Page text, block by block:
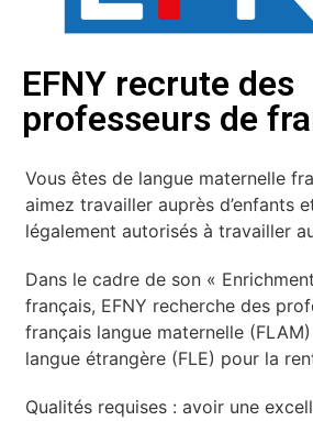
EFNY recrute des
professeurs de
Vous êtes de langue maternelle
aimez travailler auprès d’enfants
légalement autorisés à travailler
Dans le cadre de son «
français, EFNY recherche des
français langue maternelle
langue étrangère (FLE) pour la
Qualités requises : avoir une